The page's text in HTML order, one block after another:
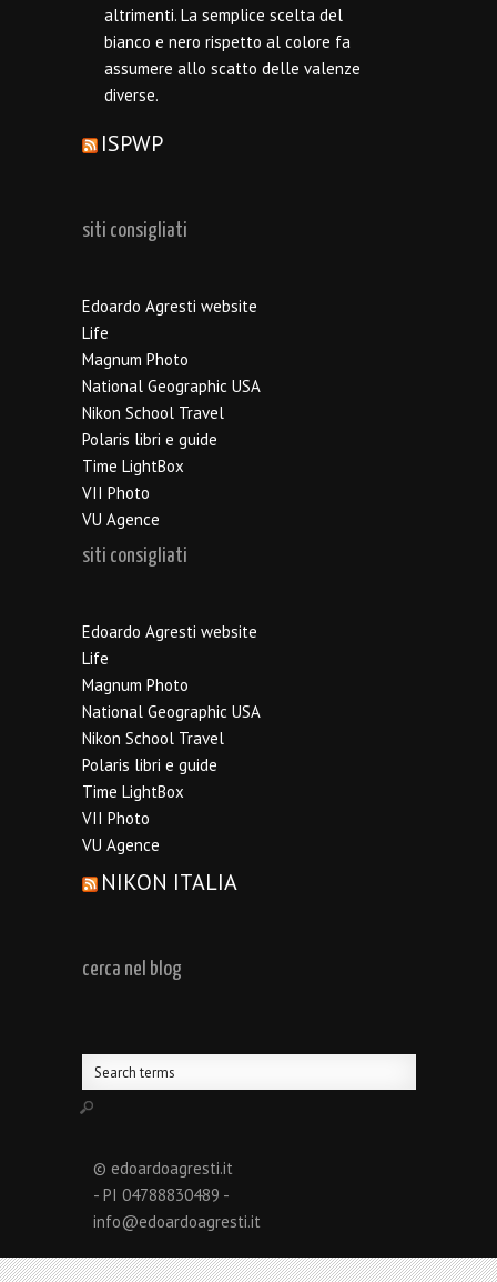
altrimenti. La semplice scelta del
bianco e nero rispetto al colore fa
assumere allo scatto delle valenze
diverse.
ISPWP
siti consigliati
Edoardo Agresti website
Life
Magnum Photo
National Geographic USA
Nikon School Travel
Polaris libri e guide
Time LightBox
VII Photo
VU Agence
siti consigliati
Edoardo Agresti website
Life
Magnum Photo
National Geographic USA
Nikon School Travel
Polaris libri e guide
Time LightBox
VII Photo
VU Agence
NIKON ITALIA
cerca nel blog
© edoardoagresti.it
- PI 04788830489 -
info@edoardoagresti.it